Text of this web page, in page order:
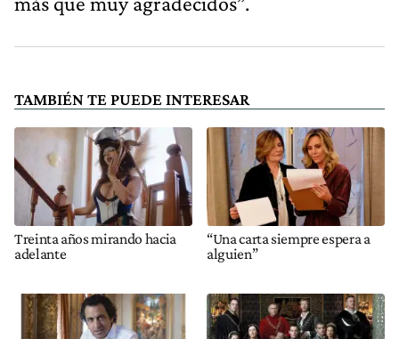
TAMBIÉN TE PUEDE INTERESAR
Treinta años mirando hacia
adelante
“Una carta siempre espera a
alguien”